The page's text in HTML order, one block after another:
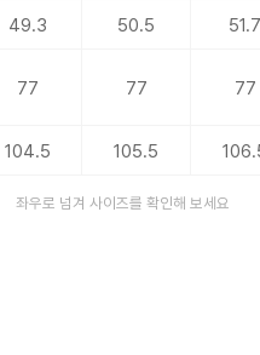
49.3 50.5
77 77 77
104.5 105.5
좌우로 넘겨 사이즈를 확인해 보세요